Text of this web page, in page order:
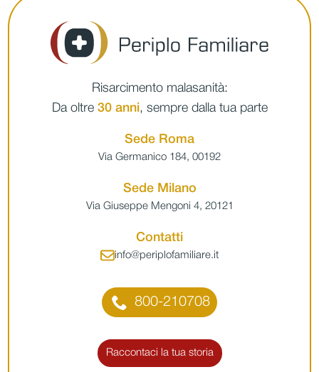
Risarcimento malasanità:
Da oltre 30 anni, sempre dalla tua parte
Sede Roma
Via Germanico 184, 00192
Sede Milano
Via Giuseppe Mengoni 4, 20121
Contatti
info@periplofamiliare.it
800-210708
Raccontaci la tua storia